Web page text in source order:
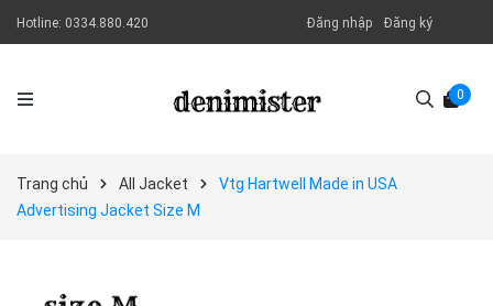
Hotline: 0334.880.420 Đăng nhập Đăng ký
0
Trang chủ All Jacket
Vtg Hartwell Made in USA
Advertising Jacket Size M